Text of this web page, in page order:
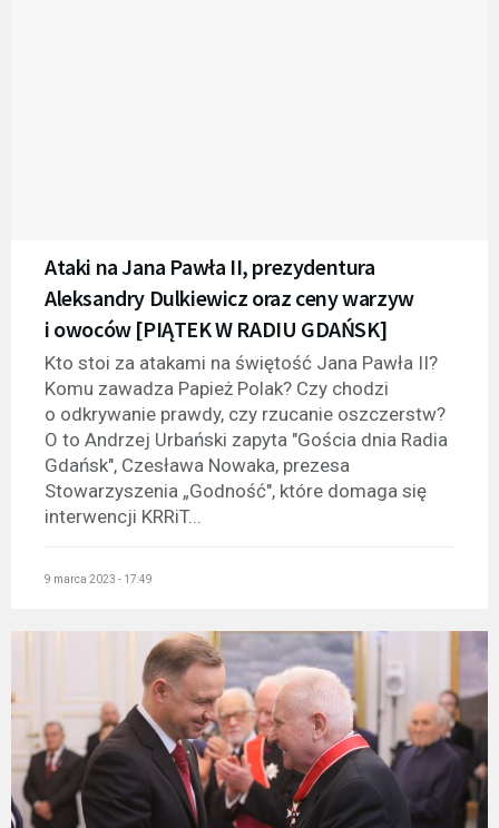
Ataki na Jana Pawła II, prezydentura
Aleksandry Dulkiewicz oraz ceny warzyw
i owoców [PIĄTEK W RADIU GDAŃSK]
Kto stoi za atakami na świętość Jana Pawła II?
Komu zawadza Papież Polak? Czy chodzi
o odkrywanie prawdy, czy rzucanie oszczerstw?
O to Andrzej Urbański zapyta "Gościa dnia Radia
Gdańsk", Czesława Nowaka, prezesa
Stowarzyszenia „Godność", które domaga się
interwencji KRRiT...
9 marca 2023 - 17:49